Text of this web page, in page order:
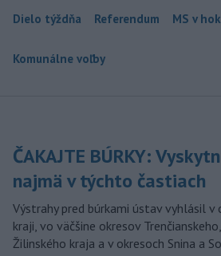
Dielo týždňa Referendum MS v
Komunálne voľby
ČAKAJTE BÚRKY:
najmä v týchto častiach
Výstrahy pred búrkami ústav vyhlásil
kraji, vo väčšine okresov
Žilinského kraja a v okresoch Snina a